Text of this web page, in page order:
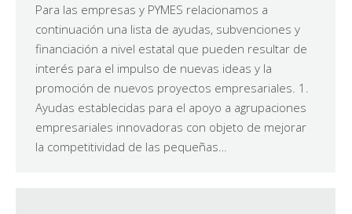
Para las empresas y PYMES relacionamos a
continuación una lista de ayudas, subvenciones y
financiación a nivel estatal que pueden resultar de
interés para el impulso de nuevas ideas y la
promoción de nuevos proyectos empresariales. 1.
Ayudas establecidas para el apoyo a agrupaciones
empresariales innovadoras con objeto de mejorar
la competitividad de las pequeñas…